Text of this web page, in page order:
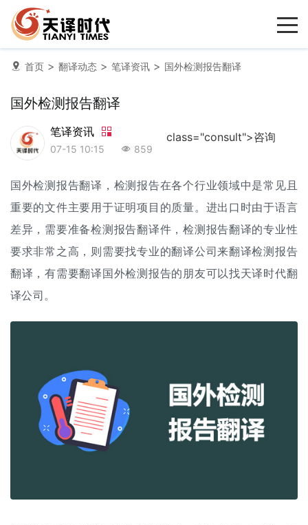
首页 > 翻译动态 > 笔译资讯 > 国外检测报告翻译
国外检测报告翻译
笔译资讯
07-15 10:15 859
class="consult">咨询
国外检测 报告翻译 ，检测报告在各个行业领域中是常见且
重要的文件主要用于证明项目的质量。进出口时由于语言
差异，需要准备检测报告翻译件，检测报告翻译的专业性
要求非常之高，则需要找专业的翻译公司来翻译检测报告
翻译，有需要翻译国外检测报告的朋友可以找天译时代翻
译公司。